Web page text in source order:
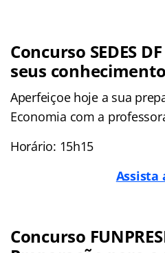
Concurso SEDES
seus
Aperfeiçoe hoje a sua
Economia com a
Horário: 15h15
Assista
Concurso